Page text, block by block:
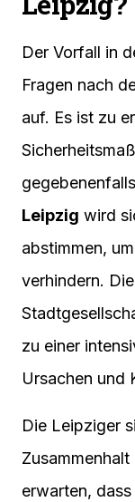
Der Vorfall in
Fragen nach
auf. Es ist zu
Leipzig wird
abstimmen,
verhindern.
zu einer
Ursachen und
Die Leipziger
erwarten,